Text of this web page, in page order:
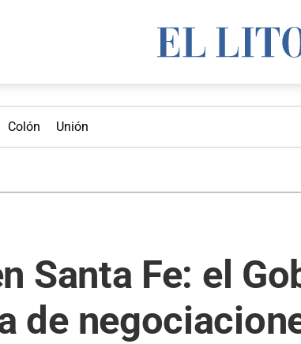
Colón Unión
Santa Fe: el
de